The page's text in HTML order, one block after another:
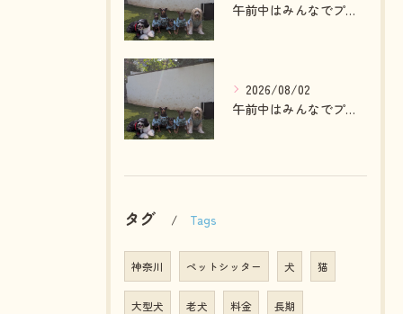
午前中はみんなでプール入ったりランで走って遊ぶわんこさん💓
2026/08/02
午前中はみんなでプール入ったりランで走って遊ぶわんこさん💓
タグ Tags
神奈川 ペットシッター 犬 猫
大型犬 老犬 料金 長期